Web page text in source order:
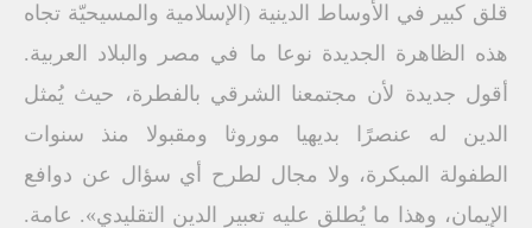
قلق كبير في الأوساط الدينية (الإسلامية والمسيحيّة تجاه
هذه الظاهرة الجديدة نوعا ما في مصر والبلاد العربية.
أقول جديدة لأن مجتمعنا الشرقي بالفطرة، حيث يُمثل
الدين له عنصرًا بديهيا موروثا ومقبولا منذ سنوات
الطفولة المبكرة، ولا مجال لطرح أي سؤال عن دوافع
الإيمان، وهذا ما يُطلق عليه تعبير الدين التقليدي». عامة.